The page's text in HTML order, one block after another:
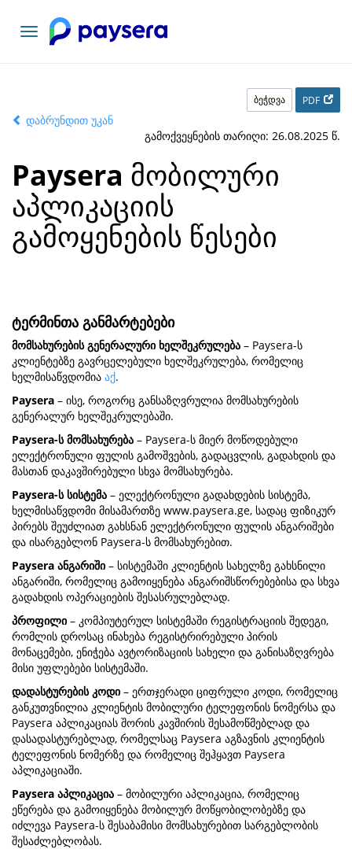
ნავიგაციის
გადართვა
ბეჭდვა PDF
დაბრუნდით უკან
გამოქვეყნების თარიღი: 26.08.2025 წ.
Paysera მობილური
აპლიკაციის
გამოყენების წესები
ტერმინთა განმარტებები
მომსახურების გენერალური ხელშეკრულება – Paysera-ს
კლიენტებზე გავრცელებული ხელშეკრულება, რომელიც
ხელმისაწვდომია აქ.
Paysera – ისე, როგორც განსაზღვრულია მომსახურების
გენერალურ ხელშეკრულებაში.
Paysera-ს მომსახურება – Paysera-ს მიერ მოწოდებული
ელექტრონული ფულის გამოშვების, გადაცვლის, გადახდის და
მასთან დაკავშირებული სხვა მომსახურება.
Paysera-ს სისტემა – ელექტრონული გადახდების სისტემა,
ხელმისაწვდომი მისამართზე www.paysera.ge, სადაც ფიზიკურ
პირებს შეუძლიათ გახსნან ელექტრონული ფულის ანგარიშები
და ისარგებლონ Paysera-ს მომსახურებით.
Paysera ანგარიში – სისტემაში კლიენტის სახელზე გახსნილი
ანგარიში, რომელიც გამოიყენება ანგარიშსწორებებისა და სხვა
გადახდის ოპერაციების შესასრულებლად.
პროფილი – კომპიუტერულ სისტემაში რეგისტრაციის შედეგი,
რომლის დროსაც ინახება რეგისტრირებული პირის
მონაცემები, ენიჭება ავტორიზაციის სახელი და განისაზღვრება
მისი უფლებები სისტემაში.
დადასტურების კოდი – ერთჯერადი ციფრული კოდი, რომელიც
განკუთვნილია კლიენტის მობილური ტელეფონის ნომერსა და
Paysera აპლიკაციას შორის კავშირის შესამოწმებლად და
დასადასტურებლად, რომელსაც Paysera აგზავნის კლიენტის
ტელეფონის ნომერზე და რომელიც შეჰყავთ Paysera
აპლიკაციაში.
Paysera აპლიკაცია – მობილური აპლიკაცია, რომელიც
ეწერება და გამოიყენება მობილურ მოწყობილობებზე და
იძლევა Paysera-ს შესაბამისი მომსახურებით სარგებლობის
შესაძლებლობას.